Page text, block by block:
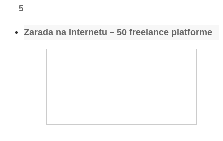
5
Zarada na Internetu – 50 freelance platforme